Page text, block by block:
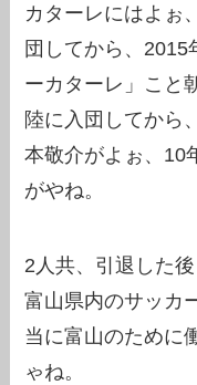
カターレにはよぉ
団してから、2015
ーカターレ」こと
陸に入団してから
本敬介がよぉ、10
がやね。
2人共、引退した
富山県内のサッカ
当に富山のために
ゃね。